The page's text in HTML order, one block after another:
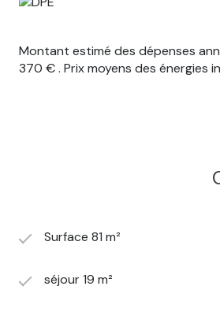
Montant estimé des dépenses
370 € . Prix moyens des énergies
Surface 81 m²
séjour 19 m²